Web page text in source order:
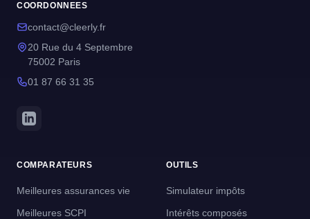
COORDONNEES
contact@cleerly.fr
20 Rue du 4 Septembre
75002 Paris
01 87 66 31 35
COMPARATEURS
Meilleures assurances vie
Meilleures SCPI
OUTILS
Simulateur impôts
Intérêts composés